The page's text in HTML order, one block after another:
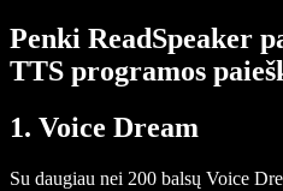
Penki ReadSpeaker
TTS programos
1. Voice Dream
Su daugiau nei 200 balsų Voice